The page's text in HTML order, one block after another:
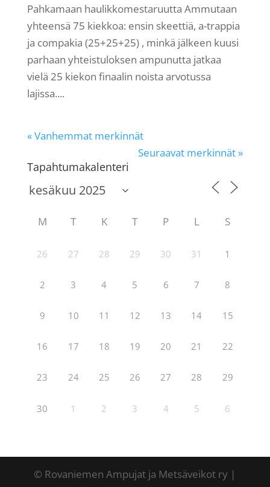
Pahkamaan haulikkomestaruutta Ammutaan
yhteensä 75 kiekkoa: ensin skeettiä, a-trappia
ja compakia (25+25+25) , minkä jälkeen kuusi
parhaan yhteistuloksen ampunutta jatkaa
vielä 25 kiekon finaalin noista arvotussa
lajissa....
« Vanhemmat merkinnät
Seuraavat merkinnät »
Tapahtumakalenteri
M T K T P L S
26 27 28 29 30 31 1
2 3 4 5 6 7 8
9 10 11 12 13 14 15
16 17 18 19 20 21 22
23 24 25 26 27 28 29
30 1 2 3 4 5 6
© Rovaniemen Ampujat ja Metsäveikot ry |